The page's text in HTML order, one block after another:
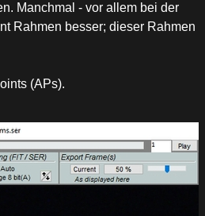
Manchmal - vor allem bei der
Rahmen besser; dieser Rahmen
(APs).